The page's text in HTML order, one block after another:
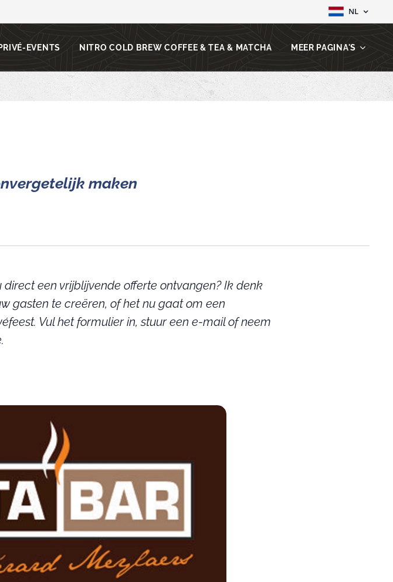
NL
EVENTS NITRO COLD BREW COFFEE & TEA & MATCHA MEER PAGINA'S
maken
een vrijblijvende offerte ontvangen? Ik denk
gasten te creëren, of het nu gaat om een
Vul het formulier in, stuur een e-mail of neem